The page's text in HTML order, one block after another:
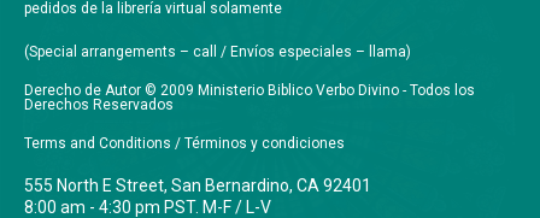
pedidos de la librería virtual solamente
(Special arrangements – call / Envíos especiales – llama)
Derecho de Autor © 2009 Ministerio Biblico Verbo Divino - Todos los
Derechos Reservados
Terms and Conditions / Términos y condiciones
555 North E Street, San Bernardino, CA 92401
8:00 am - 4:30 pm PST. M-F / L-V